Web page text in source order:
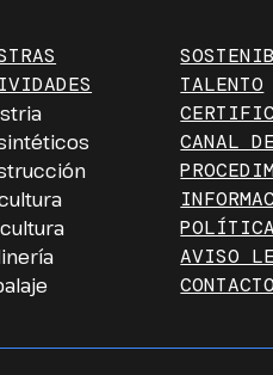
TALENTO
CANAL
AVISO
CONTACTO